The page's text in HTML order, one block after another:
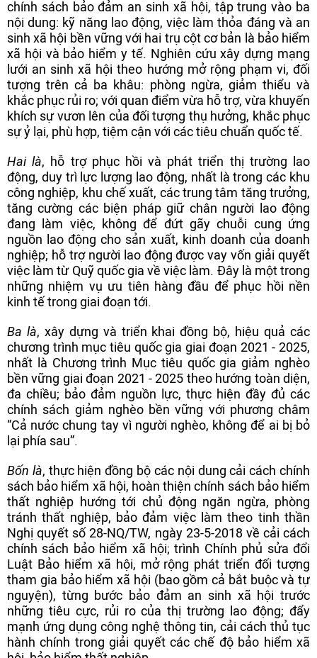
chính sách bảo đảm an sinh xã hội, tập trung vào ba
nội dung: kỹ năng lao động, việc làm thỏa đáng và an
sinh xã hội bền vững với hai trụ cột cơ bản là bảo hiểm
xã hội và bảo hiểm y tế. Nghiên cứu xây dựng mạng
lưới an sinh xã hội theo hướng mở rộng phạm vi, đối
tượng trên cả ba khâu: phòng ngừa, giảm thiểu và
khắc phục rủi ro; với quan điểm vừa hỗ trợ, vừa khuyến
khích sự vươn lên của đối tượng thụ hưởng, khắc phục
sự ỷ lại, phù hợp, tiệm cận với các tiêu chuẩn quốc tế.
Hai là, hỗ trợ phục hồi và phát triển thị trường lao
động, duy trì lực lượng lao động, nhất là trong các khu
công nghiệp, khu chế xuất, các trung tâm tăng trưởng,
tăng cường các biện pháp giữ chân người lao động
đang làm việc, không để đứt gãy chuỗi cung ứng
nguồn lao động cho sản xuất, kinh doanh của doanh
nghiệp; hỗ trợ người lao động được vay vốn giải quyết
việc làm từ Quỹ quốc gia về việc làm. Đây là một trong
những nhiệm vụ ưu tiên hàng đầu để phục hồi nền
kinh tế trong giai đoạn tới.
Ba là, xây dựng và triển khai đồng bộ, hiệu quả các
chương trình mục tiêu quốc gia giai đoạn 2021 - 2025,
nhất là Chương trình Mục tiêu quốc gia giảm nghèo
bền vững giai đoạn 2021 - 2025 theo hướng toàn diện,
đa chiều; bảo đảm nguồn lực, thực hiện đầy đủ các
chính sách giảm nghèo bền vững với phương châm
“Cả nước chung tay vì người nghèo, không để ai bị bỏ
lại phía sau”.
Bốn là, thực hiện đồng bộ các nội dung cải cách chính
sách bảo hiểm xã hội, hoàn thiện chính sách bảo hiểm
thất nghiệp hướng tới chủ động ngăn ngừa, phòng
tránh thất nghiệp, bảo đảm việc làm theo tinh thần
Nghị quyết số 28-NQ/TW, ngày 23-5-2018 về cải cách
chính sách bảo hiểm xã hội; trình Chính phủ sửa đổi
Luật Bảo hiểm xã hội, mở rộng phát triển đối tượng
tham gia bảo hiểm xã hội (bao gồm cả bắt buộc và tự
nguyện), từng bước bảo đảm an sinh xã hội trước
những tiêu cực, rủi ro của thị trường lao động; đẩy
mạnh ứng dụng công nghệ thông tin, cải cách thủ tục
hành chính trong giải quyết các chế độ bảo hiểm xã